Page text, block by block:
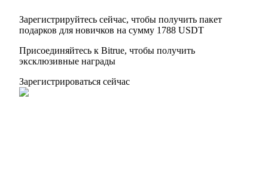
Зарегистрируйтесь сейчас, чтобы получить пакет
подарков для новичков на сумму 1788 USDT
Присоединяйтесь к Bitrue, чтобы получить
эксклюзивные награды
Зарегистрироваться сейчас